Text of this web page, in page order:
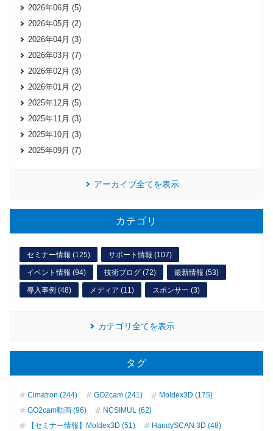
2026年06月 (5)
2026年05月 (2)
2026年04月 (3)
2026年03月 (7)
2026年02月 (3)
2026年01月 (2)
2025年12月 (5)
2025年11月 (3)
2025年10月 (3)
2025年09月 (7)
アーカイブ全てを表示
カテゴリ
セミナー情報 (125) サポート情報 (107)
イベント情報 (94) 技術ブログ (72) 最新情報 (53)
導入事例 (48) メディア (11) スポンサー (3)
カテゴリ全てを表示
タグ
Cimatron (244) GO2cam (241)
Moldex3D (175)
GO2cam動画 (96)
NCSIMUL (62)
【セミナー情報】Moldex3D (51)
HandySCAN 3D (48)